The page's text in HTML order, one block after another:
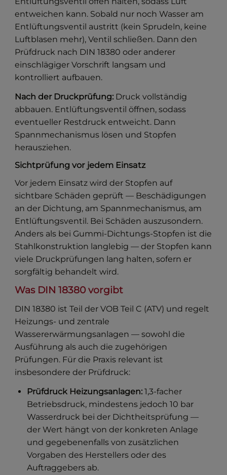
entweichen kann. Sobald nur noch Wasser am
Entlüftungsventil austritt (kein Sprudeln, keine
Luftblasen mehr), Ventil schließen. Dann den
Prüfdruck nach DIN 18380 oder anderer
einschlägiger Vorschrift langsam und
kontrolliert aufbauen.
Nach der Druckprüfung: Druck vollständig
abbauen. Entlüftungsventil öffnen, sodass
eventueller Restdruck entweicht. Dann
Spannmechanismus lösen und Stopfen
herausziehen.
Sichtprüfung vor jedem Einsatz
Vor jedem Einsatz wird der Stopfen auf
sichtbare Schäden geprüft — Beschädigungen
an der Dichtung, am Spannmechanismus, am
Entlüftungsventil. Bei Schäden auszusondern.
Anders als bei Gummi-Dichtungs-Stopfen ist die
Stahlkonstruktion langlebig — der Stopfen kann
viele Druckprüfungen lang halten, sofern er
sorgfältig behandelt wird.
Was DIN 18380 vorgibt
DIN 18380 ist Teil der VOB Teil C (ATV) und regelt
Heizungs- und zentrale
Wassererwärmungsanlagen — sowohl die
Ausführung als auch die zugehörigen
Prüfungen. Für die Praxis relevant ist
insbesondere der Prüfdruck:
Prüfdruck Heizungsanlagen: 1,3-facher
Betriebsdruck, mindestens jedoch 10 bar
Wasserdruck bei der Dichtheitsprüfung —
der Wert hängt von der konkreten Anlage
und gegebenenfalls von zusätzlichen
Vorgaben des Herstellers oder des
Auftraggebers ab.